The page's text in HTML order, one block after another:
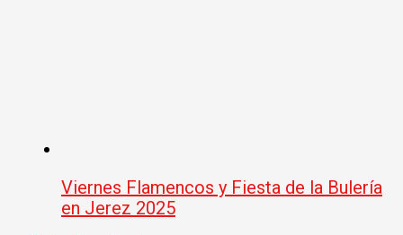
Viernes Flamencos y Fiesta de la Bulería
en Jerez 2025